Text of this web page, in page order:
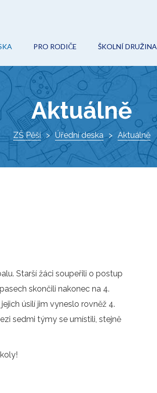
(VEŘEJNÉ) INFORMACE
ZAKÁZKY
PRO RODIČE
ON-LINE VÝUKA
ŠKOLNÍ ŘÁD
ŠKOLSKÁ RADA
ZÁPIS DO 1. TŘÍDY
VÝCHOVNÝ PORADCE
ŠKOLNÍ DRUŽINA
AKCE
KROUŽKY
DOKUMENTY
KONTAKTY
Aktuálně
ZŠ Pěší Úřední deska Aktuálně
Starší žáci soupeřili o postup
skončili nakonec na 4.
úsilí jim vyneslo rovněž 4.
sedmi týmy se umístili, stejně